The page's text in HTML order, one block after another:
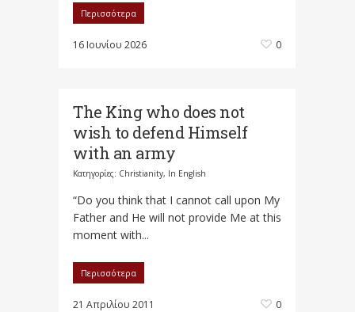
Περισσότερα
16 Ιουνίου 2026 0
The King who does not
wish to defend Himself
with an army
Κατηγορίες: Christianity, In English
“Do you think that I cannot call upon My
Father and He will not provide Me at this
moment with...
Περισσότερα
21 Απριλίου 2011 0